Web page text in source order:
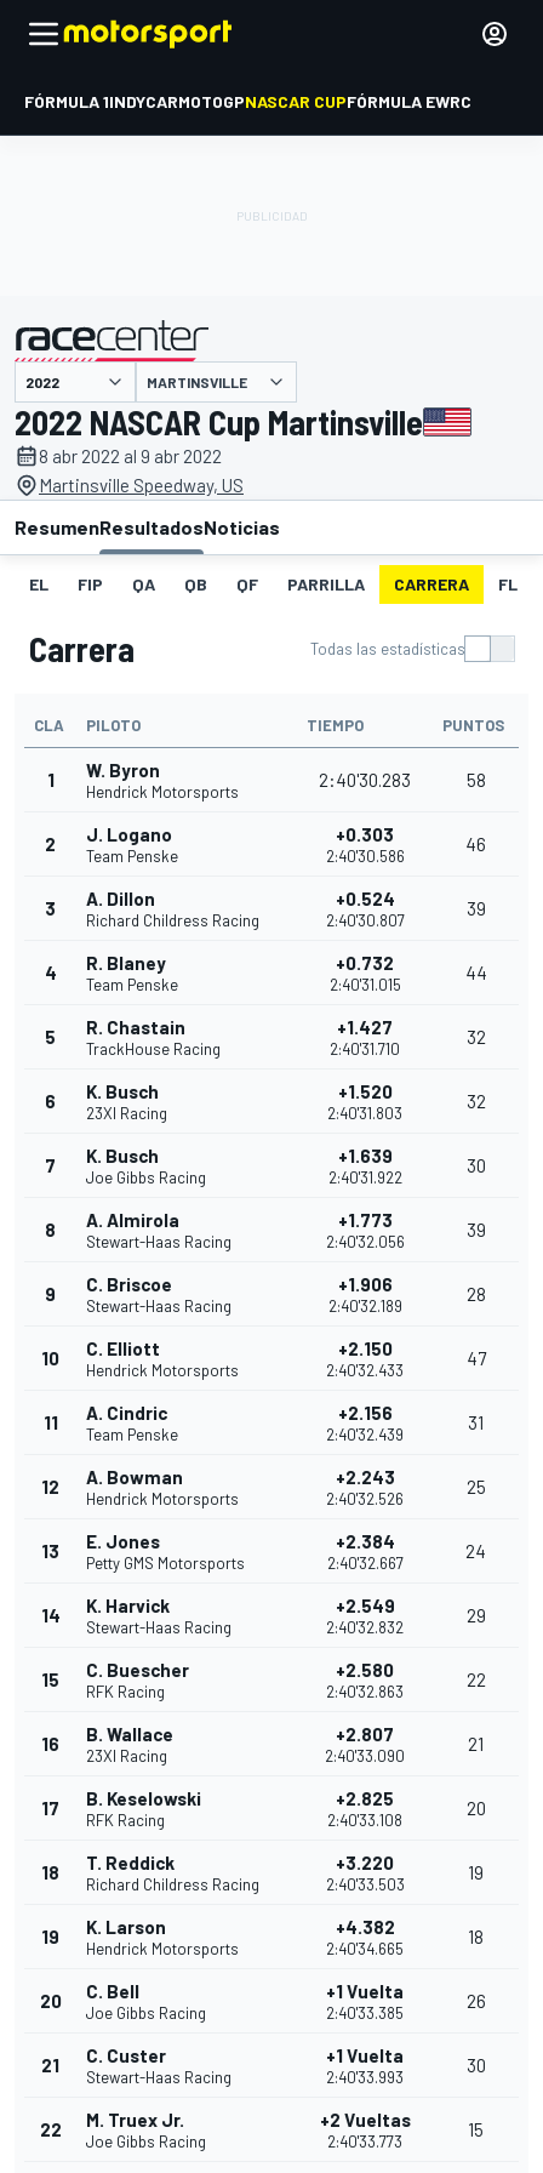
FÓRMULA 1INDYCARMOTOGPNASCAR CUPFÓRMULA EWRC
presentado por MARTINSVILLE
2022 NASCAR Cup Martinsville
8 abr 2022 al 9 abr 2022
Martinsville Speedway, US
ResumenResultadosNoticias
EL FIP QA QB QF PARRILLA CARRERA FL
Carrera Todas las estadísticas
CLA PILOTO TIEMPO PUNTOS
1 W. Byron
Hendrick Motorsports
2:40'30.283 58
2 J. Logano
Team Penske
+0.303
2:40'30.586
46
3 A. Dillon
Richard Childress Racing
+0.524
2:40'30.807
39
4 R. Blaney
Team Penske
+0.732
2:40'31.015
44
5 R. Chastain
TrackHouse Racing
+1.427
2:40'31.710
32
6 K. Busch
23XI Racing
+1.520
2:40'31.803
32
7 K. Busch
Joe Gibbs Racing
+1.639
2:40'31.922
30
8 A. Almirola
Stewart-Haas Racing
+1.773
2:40'32.056
39
9 C. Briscoe
Stewart-Haas Racing
+1.906
2:40'32.189
28
10 C. Elliott
Hendrick Motorsports
+2.150
2:40'32.433
47
11 A. Cindric
Team Penske
+2.156
2:40'32.439
31
12 A. Bowman
Hendrick Motorsports
+2.243
2:40'32.526
25
13 E. Jones
Petty GMS Motorsports
+2.384
2:40'32.667
24
14 K. Harvick
Stewart-Haas Racing
+2.549
2:40'32.832
29
15 C. Buescher
RFK Racing
+2.580
2:40'32.863
22
16 B. Wallace
23XI Racing
+2.807
2:40'33.090
21
17 B. Keselowski
RFK Racing
+2.825
2:40'33.108
20
18 T. Reddick
Richard Childress Racing
+3.220
2:40'33.503
19
19 K. Larson
Hendrick Motorsports
+4.382
2:40'34.665
18
20 C. Bell
Joe Gibbs Racing
+1 Vuelta
2:40'33.385
26
21 C. Custer
Stewart-Haas Racing
+1 Vuelta
2:40'33.993
30
22 M. Truex Jr.
Joe Gibbs Racing
+2 Vueltas
2:40'33.773
15